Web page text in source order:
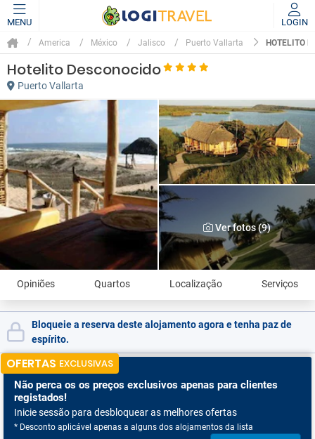
MENU LOGIN
America México Jalisco Puerto Vallarta HOTELITO
Hotelito Desconocido
Puerto Vallarta
Ver fotos (9)
Opiniões Quartos Localização Serviços
Bloqueie a reserva deste alojamento agora e tenha paz de
espírito.
OFERTAS EXCLUSIVAS
Não perca os os preços exclusivos apenas para clientes
registados!
Inicie sessão para desbloquear as melhores ofertas
* Desconto aplicável apenas a alguns dos alojamentos da lista